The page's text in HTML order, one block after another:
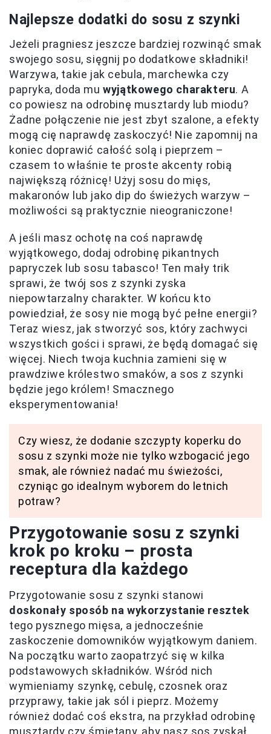
Najlepsze dodatki do sosu z szynki
Jeżeli pragniesz jeszcze bardziej rozwinąć smak
swojego sosu, sięgnij po dodatkowe składniki!
Warzywa, takie jak cebula, marchewka czy
papryka, doda muwyjątkowego charakteru. A
co powiesz na odrobinę musztardy lub miodu?
Żadne połączenie nie jest zbyt szalone, a efekty
mogą cię naprawdę zaskoczyć! Nie zapomnij na
koniec doprawić całość solą i pieprzem –
czasem to właśnie te proste akcenty robią
największą różnicę! Użyj sosu do mięs,
makaronów lub jako dip do świeżych warzyw –
możliwości są praktycznie nieograniczone!
A jeśli masz ochotę na coś naprawdę
wyjątkowego, dodaj odrobinę pikantnych
papryczek lub sosu tabasco! Ten mały trik
sprawi, że twój sos z szynki zyska
niepowtarzalny charakter. W końcu kto
powiedział, że sosy nie mogą być pełne energii?
Teraz wiesz, jak stworzyć sos, który zachwyci
wszystkich gości i sprawi, że będą domagać się
więcej. Niech twoja kuchnia zamieni się w
prawdziwe królestwo smaków, a sos z szynki
będzie jego królem! Smacznego
eksperymentowania!
Czy wiesz, że dodanie szczypty koperku do
sosu z szynki może nie tylko wzbogacić jego
smak, ale również nadać mu świeżości,
czyniąc go idealnym wyborem do letnich
potraw?
Przygotowanie sosu z szynki
krok po kroku – prosta
receptura dla każdego
Przygotowanie sosu z szynki stanowi
doskonały sposób na wykorzystanie resztek
tego pysznego mięsa, a jednocześnie
zaskoczenie domowników wyjątkowym daniem.
Na początku warto zaopatrzyć się w kilka
podstawowych składników. Wśród nich
wymieniamy szynkę, cebulę, czosnek oraz
przyprawy, takie jak sól i pieprz. Możemy
również dodać coś ekstra, na przykład odrobinę
musztardy czy śmietany, aby nasz sos zyskał